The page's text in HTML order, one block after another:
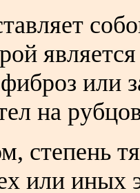
или
на
степень
или иных